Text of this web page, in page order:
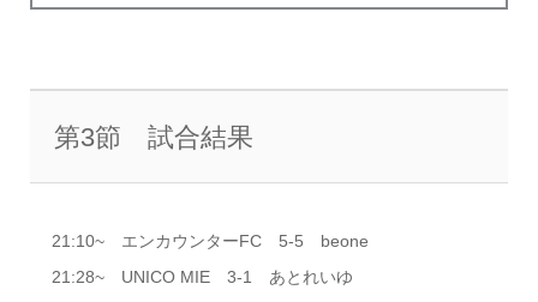
第3節 試合結果
21:10~ エンカウンターFC 5‐5 beone
21:28~ UNICO MIE 3-1 あとれいゆ